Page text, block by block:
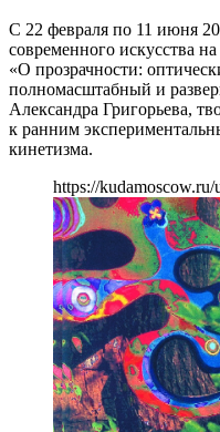
С 22 февраля по 11 июня
современного искусства
«О прозрачности:
полномасштабный и
Александра Григорьева,
к ранним
кинетизма.
https://